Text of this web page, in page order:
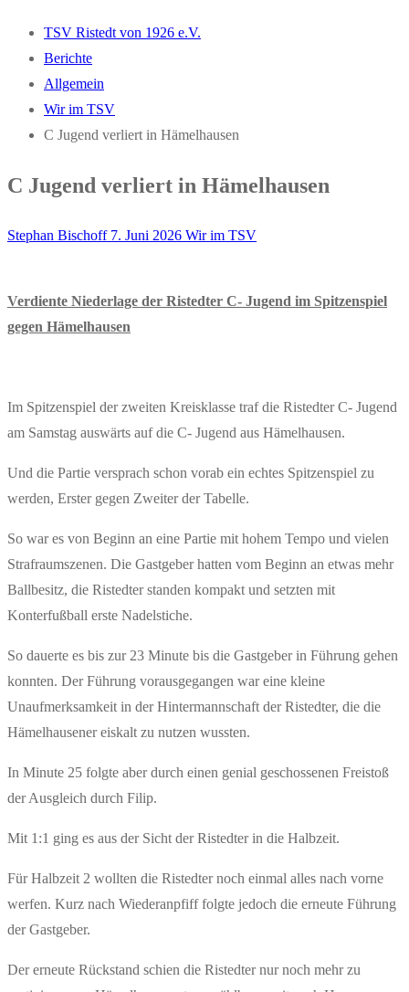
TSV Ristedt von 1926 e.V.
Berichte
Allgemein
Wir im TSV
C Jugend verliert in Hämelhausen
C Jugend verliert in Hämelhausen
Stephan Bischoff 7. Juni 2026 Wir im TSV
Verdiente Niederlage der Ristedter C- Jugend im Spitzenspiel
gegen Hämelhausen
Im Spitzenspiel der zweiten Kreisklasse traf die Ristedter C- Jugend
am Samstag auswärts auf die C- Jugend aus Hämelhausen.
Und die Partie versprach schon vorab ein echtes Spitzenspiel zu
werden, Erster gegen Zweiter der Tabelle.
So war es von Beginn an eine Partie mit hohem Tempo und vielen
Strafraumszenen. Die Gastgeber hatten vom Beginn an etwas mehr
Ballbesitz, die Ristedter standen kompakt und setzten mit
Konterfußball erste Nadelstiche.
So dauerte es bis zur 23 Minute bis die Gastgeber in Führung gehen
konnten. Der Führung vorausgegangen war eine kleine
Unaufmerksamkeit in der Hintermannschaft der Ristedter, die die
Hämelhausener eiskalt zu nutzen wussten.
In Minute 25 folgte aber durch einen genial geschossenen Freistoß
der Ausgleich durch Filip.
Mit 1:1 ging es aus der Sicht der Ristedter in die Halbzeit.
Für Halbzeit 2 wollten die Ristedter noch einmal alles nach vorne
werfen. Kurz nach Wiederanpfiff folgte jedoch die erneute Führung
der Gastgeber.
Der erneute Rückstand schien die Ristedter nur noch mehr zu